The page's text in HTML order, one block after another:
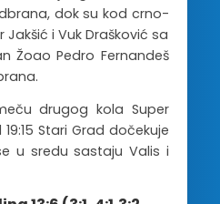
dok su kod crno-
i Vuk Drašković sa
Žoao Pedro Fernandeš
drugog kola Super
Stari Grad dočekuje
u sredu sastaju Valis i